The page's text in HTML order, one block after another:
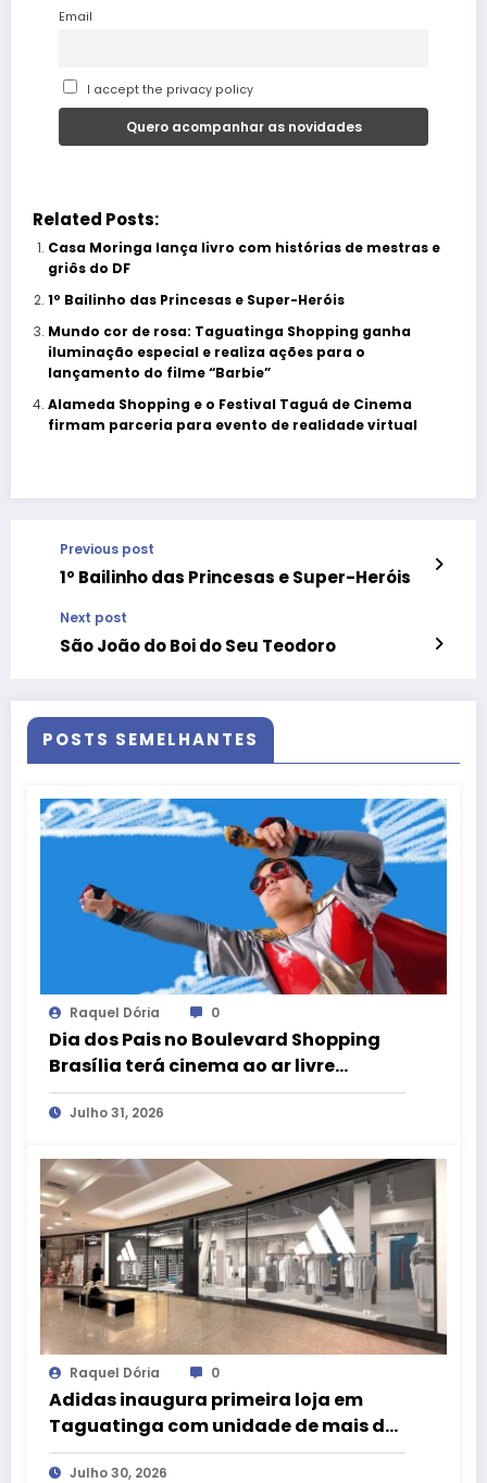
Email
I accept the privacy policy
Related Posts:
Casa Moringa lança livro com histórias de mestras e
griôs do DF
1º Bailinho das Princesas e Super-Heróis
Mundo cor de rosa: Taguatinga Shopping ganha
iluminação especial e realiza ações para o
lançamento do filme “Barbie”
Alameda Shopping e o Festival Taguá de Cinema
firmam parceria para evento de realidade virtual
Previous post
1º Bailinho das Princesas e Super-Heróis
Next post
São João do Boi do Seu Teodoro
POSTS SEMELHANTES
Raquel Dória 0
Dia dos Pais no Boulevard Shopping
Brasília terá cinema ao ar livre
gratuito com clássicos e curtas do DF
Julho 31, 2026
Raquel Dória 0
Adidas inaugura primeira loja em
Taguatinga com unidade de mais de
200 m² no Taguatinga Shopping
Julho 30, 2026